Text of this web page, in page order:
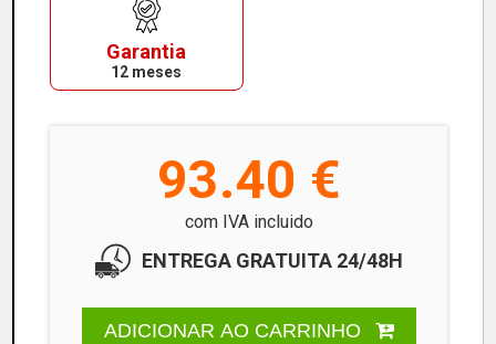
Garantia
12 meses
93.40 €
com IVA incluido
ENTREGA GRATUITA 24/48H
ADICIONAR AO CARRINHO